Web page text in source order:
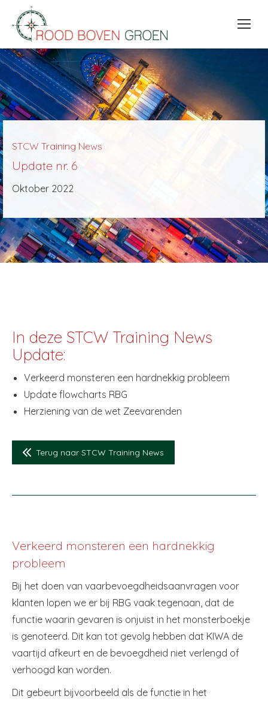
STCW Training News
Update nr. 6
Oktober 2022
In deze STCW Training News
Update:
Verkeerd monsteren een hardnekkig probleem
Update flowcharts RBG
Herziening van de wet Zeevarenden
Terug naar STCW Training News
Verkeerd monsteren een hardnekkig
probleem
Bij het doen van vaarbevoegdheidsaanvragen voor
klanten lopen we er bij RBG vaak tegenaan, dat de
functie waarin gevaren is onjuist in het monsterboekje
is genoteerd. Dit kan tot gevolg hebben dat KIWA de
vaartijd afkeurt en de bevoegdheid niet verlengd of
verhoogd kan worden.
Dit gebeurt bijvoorbeeld als de functie in het